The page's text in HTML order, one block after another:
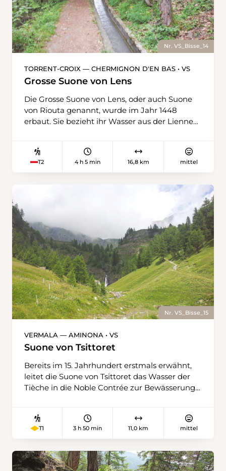
Nr. VS_Bisse_14
TORRENT-CROIX — CHERMIGNON D'EN BAS • VS
Grosse Suone von Lens
Die Grosse Suone von Lens, oder auch Suone
von Riouta genannt, wurde im Jahr 1448
erbaut. Sie bezieht ihr Wasser aus der Lienne
einen schwindelerregenden Pfad verlässt sie
die Lienne-Schlucht, quert unterirdisch Icogne,
Fels gehauen – den Hügel von Châtelard und
Suone wurde ein Holzbohlenweg angelegt,
getragen von Metallpfählen.
T2 4 h 5 min 16,8 km mittel
Nr. VS_Bisse_15
VERMALA — AMINONA • VS
Suone von Tsittoret
Bereits im 15. Jahrhundert erstmals erwähnt,
leitet die Suone von Tsittoret das Wasser der
Tièche in die Noble Contrée zur Bewässerung
Direkt zu Beginn führt sie ihr Wasser in einem
tosenden Wasserfall eine Felswand hinunter,
gemässigter fliesst sie dann durch
Metallrinnen und verlässt schliesslich das
T1 3 h 50 min 11,0 km mittel